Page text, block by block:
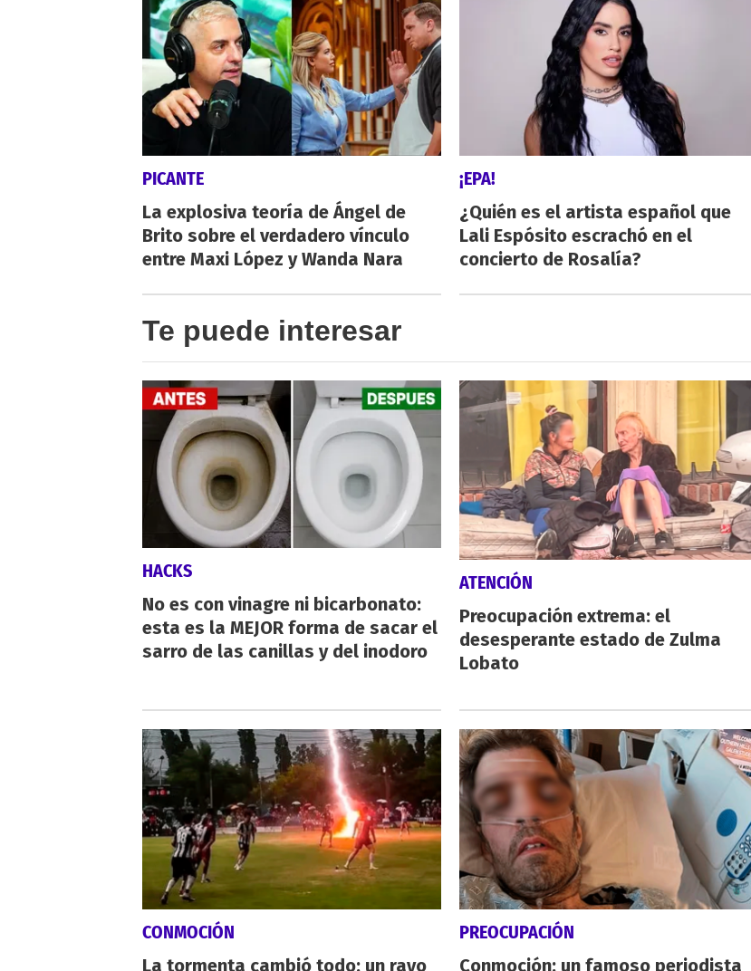
PICANTE
La explosiva teoría de Ángel de
Brito sobre el verdadero vínculo
entre Maxi López y Wanda Nara
¡EPA!
¿Quién es el artista español que
Lali Espósito escrachó en el
concierto de Rosalía?
Te puede interesar
HACKS
No es con vinagre ni bicarbonato:
esta es la MEJOR forma de sacar el
sarro de las canillas y del inodoro
ATENCIÓN
Preocupación extrema: el
desesperante estado de Zulma
Lobato
CONMOCIÓN
La tormenta cambió todo: un rayo
PREOCUPACIÓN
Conmoción: un famoso periodista